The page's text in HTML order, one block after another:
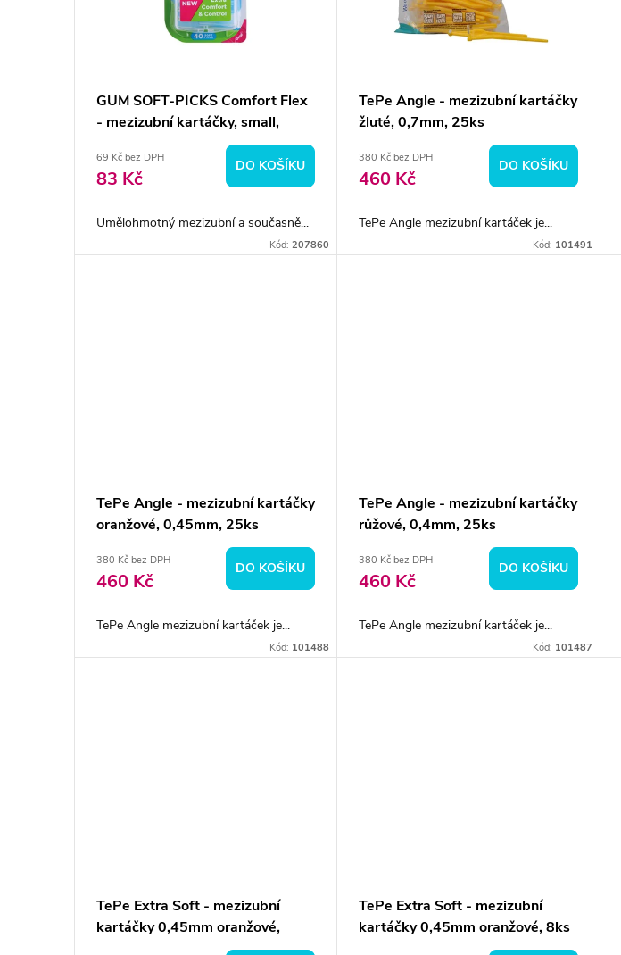
k
GUM SOFT-PICKS Comfort Flex
- mezizubní kartáčky, small,
69 Kč bez DPH
83 Kč
DO KOŠÍKU
Umělohmotný mezizubní a současně...
Kód:207860
TePe Angle - mezizubní kartáčky
žluté, 0,7mm, 25ks
380 Kč bez DPH
460 Kč
DO KOŠÍKU
TePe Angle mezizubní kartáček je...
Kód: 101491
TePe Angle - mezizubní kartáčky
oranžové, 0,45mm, 25ks
380 Kč bez DPH
460 Kč
DO KOŠÍKU
TePe Angle mezizubní kartáček je...
Kód: 101488
TePe Angle - mezizubní kartáčky
růžové, 0,4mm, 25ks
380 Kč bez DPH
460 Kč
DO KOŠÍKU
TePe Angle mezizubní kartáček je...
Kód: 101487
TePe Extra Soft - mezizubní
kartáčky 0,45mm oranžové,
TePe Extra Soft - mezizubní
kartáčky 0,45mm oranžové, 8ks